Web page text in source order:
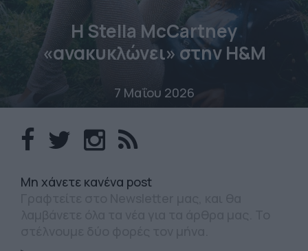
Η Stella McCartney
«ανακυκλώνει» στην H&M
7 Μαΐου 2026
Mη χάνετε κανένα post